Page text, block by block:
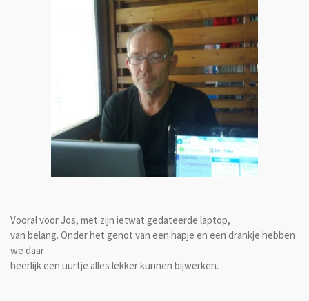
Vooral voor Jos, met zijn ietwat gedateerde laptop,
van belang. Onder het genot van een hapje en een drankje hebben
we daar
heerlijk een uurtje alles lekker kunnen bijwerken.